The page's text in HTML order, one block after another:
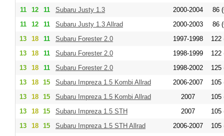
11
12 11 Subaru Justy 1.3 2000-2004
86
11
12 11 Subaru Justy 1.3 Allrad 2000-2003
86
13
18 11 Subaru Forester 2.0 1997-1998
122
13
18 11 Subaru Forester 2.0 1998-1999
122
13
18 11 Subaru Forester 2.0 1998-2002
125
13
18 15 Subaru Impreza 1.5 Kombi Allrad 2006-2007
105
13
18 15 Subaru Impreza 1.5 Kombi Allrad 2007
105
13
18 15 Subaru Impreza 1.5 STH 2007
105
13
18 15 Subaru Impreza 1.5 STH Allrad 2006-2007
105